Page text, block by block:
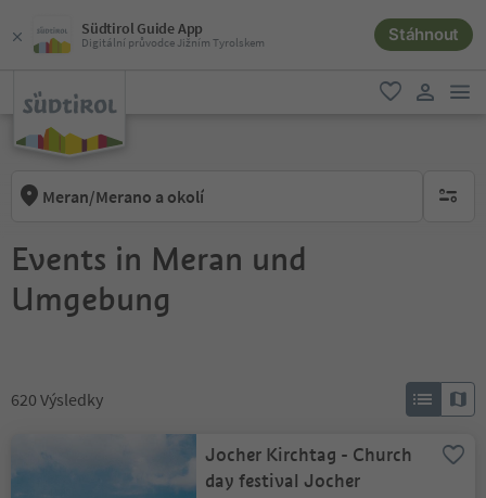
Südtirol Guide App
Digitální průvodce Jižním Tyrolskem Stáhnout
oblíbené
Meran/Merano a okolí brak
Events in Meran und
Umgebung
620 Výsledky
Jocher Kirchtag - Church
day festival Jocher